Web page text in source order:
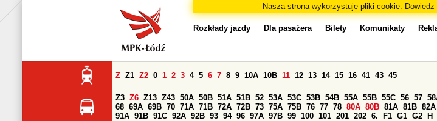
Nasza strona wykorzystuje pliki cookie. Dowiedz
Rozkłady jazdy Dla pasażera Bilety Komunikaty
Z Z1 Z2 0 1 2 3 4 5 6 7 8 9 10A 10B 11 12 13 14 15 16 41 43 45
Z3 Z6 Z13 Z43 50A 50B 51A 51B 52 53A 53C 53B 54B 55A 55B 55C 56 57
68 69A 69B 70 71A 71B 72A 72B 73 75A 75B 76 77 78 80A 80B 81A 81B 82A
91A 91B 91C 92A 92B 93 94 96 97A 97B 99 100 101 201 202 6. F1 G1 G2 H